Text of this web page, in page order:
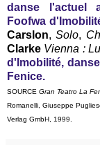
danse l'actuel
Foofwa
Carslon,Solo,
Clarke Vienna :
d'Imobilité,
Fenice.
SOURCE Gran Teatro La
Romanelli, Giuseppe
Verlag GmbH, 1999.